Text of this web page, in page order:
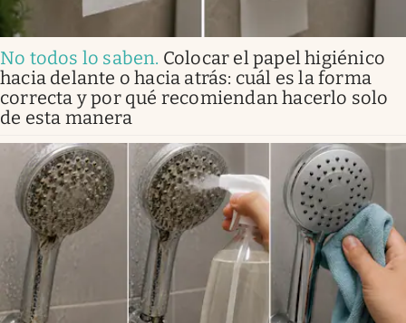
No todos lo saben. Colocar el papel higiénico
hacia delante o hacia atrás: cuál es la forma
correcta y por qué recomiendan hacerlo solo
de esta manera